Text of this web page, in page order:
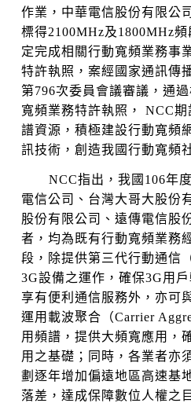
作業，中華電信股份有限公
標得2100MHz及1800MHz
定完成相關行動寬頻業務事
特許執照，案經國家通訊傳
第796次委員會議審議，通
寬頻業務特許執照， NCC
譜資源，積極建設行動寬頻
訊技術，創造我國行動寬頻
NCC指出，我國106年度
電信公司、台灣大哥大股份
股份有限公司、遠傳電信股
者，均為既有行動寬頻業務
段，除提供第三代行動通信
3G設備之運作，確保3G用
享有便利通信服務外，亦可
運用載波聚合（Carrier
用頻譜，提供大頻寬應用，
用之基礎；同時，各業者亦
劃逐年增加偏遠地區高速基
落差，達成保障數位人權之